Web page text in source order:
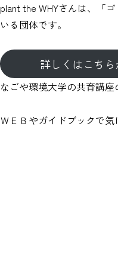
plant the WHYさんは、「
いる団体です。
詳しくはこちら
なごや環境大学の共育講座
ＷＥＢやガイドブックで気